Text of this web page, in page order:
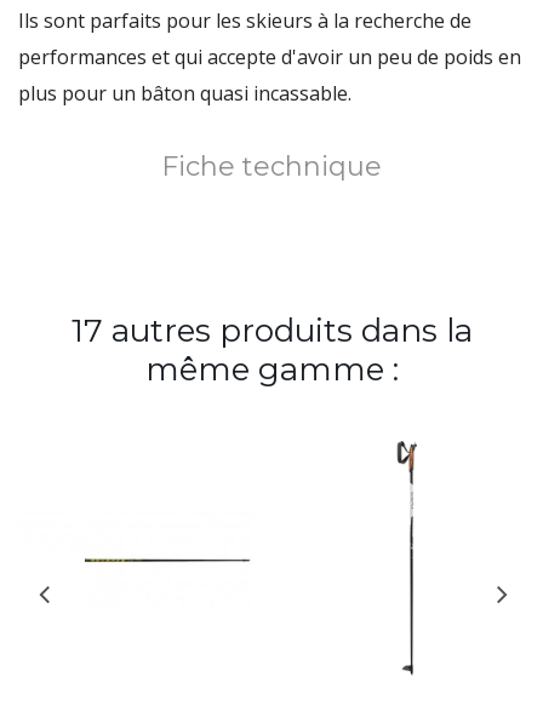
Ils sont parfaits pour les skieurs à la recherche de
performances et qui accepte d'avoir un peu de poids en
plus pour un bâton quasi incassable.
Fiche technique
17 autres produits dans la
même gamme :